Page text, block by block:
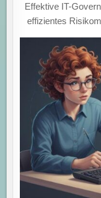
Effektive IT-
effizientes